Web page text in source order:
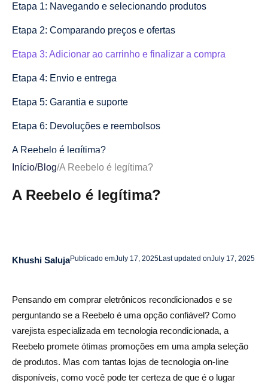
Etapa 1: Navegando e selecionando produtos
Etapa 2: Comparando preços e ofertas
Etapa 3: Adicionar ao carrinho e finalizar a compra
Etapa 4: Envio e entrega
Etapa 5: Garantia e suporte
Etapa 6: Devoluções e reembolsos
A Reebelo é legítima?
Feedback e avaliações de clientes da Reebelo
Experiências positivas do cliente
Como encontrar as melhores ofertas da Reebelo para
eletrônicos
Política de devolução e garantia da Reebelo
Política de devolução da Reebelo
Início/Blog/A Reebelo é legítima?
A Reebelo é legítima?
Khushi SalujaPublicado emJuly 17, 2025Last updated onJuly 17, 2025
Pensando em comprar eletrônicos recondicionados e se
perguntando se a Reebelo é uma opção confiável? Como
varejista especializada em tecnologia recondicionada, a
Reebelo promete ótimas promoções em uma ampla seleção
de produtos. Mas com tantas lojas de tecnologia on-line
disponíveis, como você pode ter certeza de que é o lugar